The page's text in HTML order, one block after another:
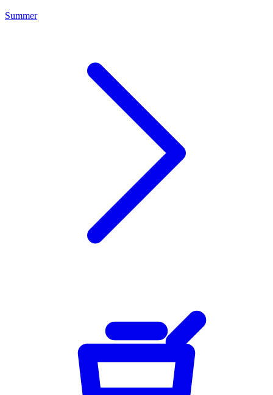
Summer